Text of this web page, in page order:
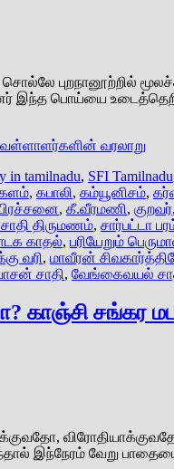
புறநானூற்றில்
இந்த பொய்யை
வரலாறு
in tamilnadu, SFI Tamilnadu
களம், கபாலி, கம்யூனிசம்,
, கீ.வீரமணி, குறவர்,
சாதி திருமணம், சார்பட்டா
காதல், பரியேறும்
வரி, மாவீரன்
சாதி, வேங்கைவயல்
சங்கர
இந்நேரம் வேறு